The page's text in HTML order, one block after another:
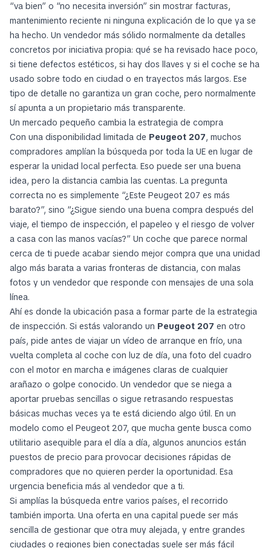
“va bien” o “no necesita inversión” sin mostrar facturas,
mantenimiento reciente ni ninguna explicación de lo que ya se
ha hecho. Un vendedor más sólido normalmente da detalles
concretos por iniciativa propia: qué se ha revisado hace poco,
si tiene defectos estéticos, si hay dos llaves y si el coche se ha
usado sobre todo en ciudad o en trayectos más largos. Ese
tipo de detalle no garantiza un gran coche, pero normalmente
sí apunta a un propietario más transparente.
Un mercado pequeño cambia la estrategia de compra
Con una disponibilidad limitada de Peugeot 207, muchos
compradores amplían la búsqueda por toda la UE en lugar de
esperar la unidad local perfecta. Eso puede ser una buena
idea, pero la distancia cambia las cuentas. La pregunta
correcta no es simplemente “¿Este Peugeot 207 es más
barato?”, sino “¿Sigue siendo una buena compra después del
viaje, el tiempo de inspección, el papeleo y el riesgo de volver
a casa con las manos vacías?” Un coche que parece normal
cerca de ti puede acabar siendo mejor compra que una unidad
algo más barata a varias fronteras de distancia, con malas
fotos y un vendedor que responde con mensajes de una sola
línea.
Ahí es donde la ubicación pasa a formar parte de la estrategia
de inspección. Si estás valorando un Peugeot 207 en otro
país, pide antes de viajar un vídeo de arranque en frío, una
vuelta completa al coche con luz de día, una foto del cuadro
con el motor en marcha e imágenes claras de cualquier
arañazo o golpe conocido. Un vendedor que se niega a
aportar pruebas sencillas o sigue retrasando respuestas
básicas muchas veces ya te está diciendo algo útil. En un
modelo como el Peugeot 207, que mucha gente busca como
utilitario asequible para el día a día, algunos anuncios están
puestos de precio para provocar decisiones rápidas de
compradores que no quieren perder la oportunidad. Esa
urgencia beneficia más al vendedor que a ti.
Si amplías la búsqueda entre varios países, el recorrido
también importa. Una oferta en una capital puede ser más
sencilla de gestionar que otra muy alejada, y entre grandes
ciudades o regiones bien conectadas suele ser más fácil